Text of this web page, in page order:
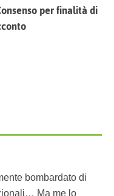
per finalità di
bombardato di
Ma me lo